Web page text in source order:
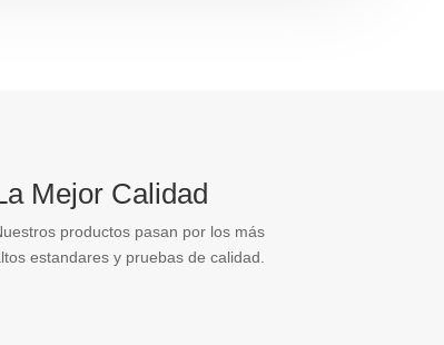
Mejor Calidad
productos pasan por los más
estandares y pruebas de calidad.